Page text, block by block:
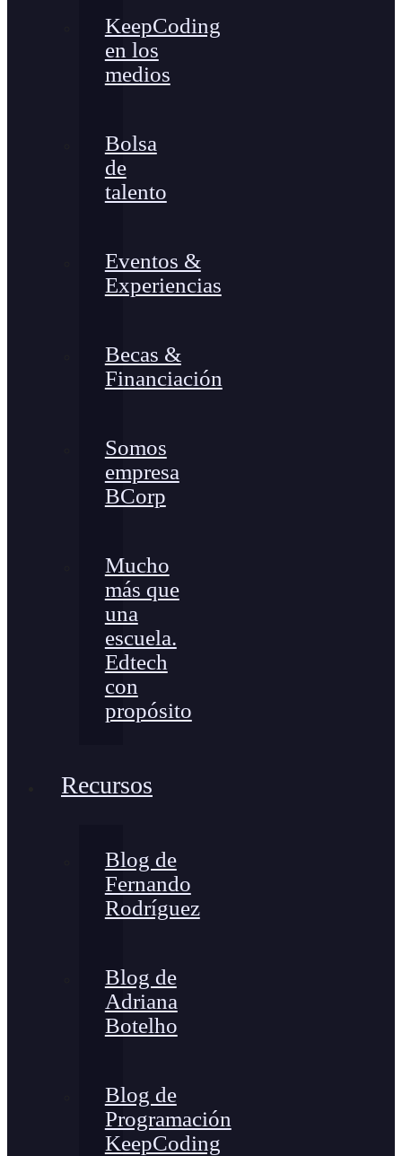
KeepCoding
en los
medios
Bolsa
de
talento
Eventos &
Experiencias
Becas &
Financiación
Somos
empresa
BCorp
Mucho
más que
una
escuela.
Edtech
con
propósito
Recursos
Blog de
Fernando
Rodríguez
Blog de
Adriana
Botelho
Blog de
Programación
KeepCoding